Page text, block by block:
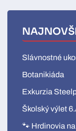
Slávnostné
Botanikiáda
Exkurzia
Školský výlet
🐾 Hrdinovia